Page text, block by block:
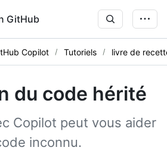
GitHub
Copilot Tutoriels livre de
du code hérité
Copilot peut vous aider
inconnu.